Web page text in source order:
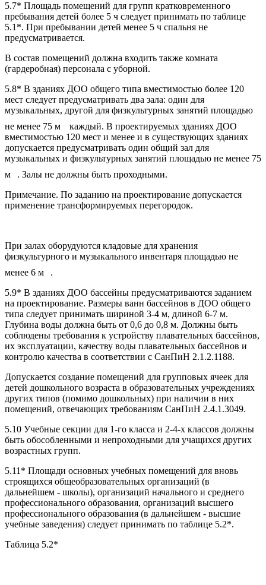
5.7* Площадь помещений для групп кратковременного
пребывания детей более 5 ч следует принимать по таблице
5.1*. При пребывании детей менее 5 ч спальня не
предусматривается.
В состав помещений должна входить также комната
(гардеробная) персонала с уборной.
5.8* В зданиях ДОО общего типа вместимостью более 120
мест следует предусматривать два зала: один для
музыкальных, другой для физкультурных занятий площадью
не менее 75 м
каждый. В проектируемых зданиях ДОО
вместимостью 120 мест и менее и в существующих зданиях
допускается предусматривать один общий зал для
музыкальных и физкультурных занятий площадью не менее 75
м
. Залы не должны быть проходными.
Примечание. По заданию на проектирование допускается
применение трансформируемых перегородок.
При залах оборудуются кладовые для хранения
физкультурного и музыкального инвентаря площадью не
менее 6 м
.
5.9* В зданиях ДОО бассейны предусматриваются заданием
на проектирование. Размеры ванн бассейнов в ДОО общего
типа следует принимать шириной 3-4 м, длиной 6-7 м.
Глубина воды должна быть от 0,6 до 0,8 м. Должны быть
соблюдены требования к устройству плавательных бассейнов,
их эксплуатации, качеству воды плавательных бассейнов и
контролю качества в соответствии с СанПиН 2.1.2.1188.
Допускается создание помещений для групповых ячеек для
детей дошкольного возраста в образовательных учреждениях
других типов (помимо дошкольных) при наличии в них
помещений, отвечающих требованиям СанПиН 2.4.1.3049.
5.10 Учебные секции для 1-го класса и 2-4-х классов должны
быть обособленными и непроходными для учащихся других
возрастных групп.
5.11* Площади основных учебных помещений для вновь
строящихся общеобразовательных организаций (в
дальнейшем - школы), организаций начального и среднего
профессионального образования, организаций высшего
профессионального образования (в дальнейшем - высшие
учебные заведения) следует принимать по таблице 5.2*.
Таблица 5.2*